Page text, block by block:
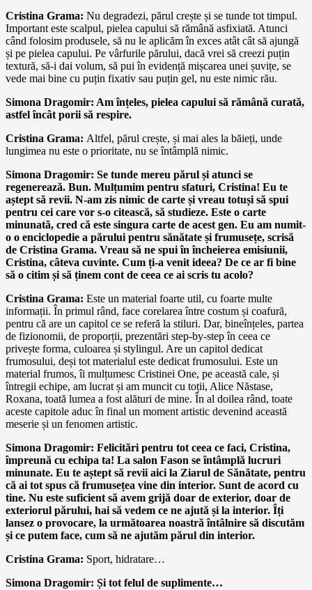
Cristina Grama: Nu degradezi, părul crește și se tunde tot timpul.
Important este scalpul, pielea capului să rămână asfixiată. Atunci
când folosim produsele, să nu le aplicăm în exces atât cât să ajungă
și pe pielea capului. Pe vârfurile părului, dacă vrei să creezi puțin
textură, să-i dai volum, să pui în evidență mișcarea unei șuvițe, se
vede mai bine cu puțin fixativ sau puțin gel, nu este nimic rău.
Simona Dragomir: Am înțeles, pielea capului să rămână curată,
astfel încât porii să respire.
Cristina Grama: Altfel, părul crește, și mai ales la băieți, unde
lungimea nu este o prioritate, nu se întâmplă nimic.
Simona Dragomir: Se tunde mereu părul și atunci se
regenerează. Bun. Mulțumim pentru sfaturi, Cristina! Eu te
aștept să revii. N-am zis nimic de carte și vreau totuși să spui
pentru cei care vor s-o citească, să studieze. Este o carte
minunată, cred că este singura carte de acest gen. Eu am numit-
o o enciclopedie a părului pentru sănătate și frumusețe, scrisă
de Cristina Grama. Vreau să ne spui în încheierea emisiunii,
Cristina, câteva cuvinte. Cum ți-a venit ideea? De ce ar fi bine
să o citim și să ținem cont de ceea ce ai scris tu acolo?
Cristina Grama: Este un material foarte util, cu foarte multe
informații. În primul rând, face corelarea între costum și coafură,
pentru că are un capitol ce se referă la stiluri. Dar, bineînțeles, partea
de fizionomii, de proporții, prezentări step-by-step în ceea ce
privește forma, culoarea și stylingul. Are un capitol dedicat
frumosului, deși tot materialul este dedicat frumosului. Este un
material frumos, îi mulțumesc Cristinei One, pe această cale, și
întregii echipe, am lucrat și am muncit cu toții, Alice Năstase,
Roxana, toată lumea a fost alături de mine. În al doilea rând, toate
aceste capitole aduc în final un moment artistic devenind această
meserie și un fenomen artistic.
Simona Dragomir: Felicitări pentru tot ceea ce faci, Cristina,
împreună cu echipa ta! La salon Fason se întâmplă lucruri
minunate. Eu te aștept să revii aici la Ziarul de Sănătate, pentru
că ai tot spus că frumusețea vine din interior. Sunt de acord cu
tine. Nu este suficient să avem grijă doar de exterior, doar de
exteriorul părului, hai să vedem ce ne ajută și la interior. Îți
lansez o provocare, la următoarea noastră întâlnire să discutăm
și ce putem face, cum să ne ajutăm părul din interior.
Cristina Grama: Sport, hidratare…
Simona Dragomir: Și tot felul de suplimente…